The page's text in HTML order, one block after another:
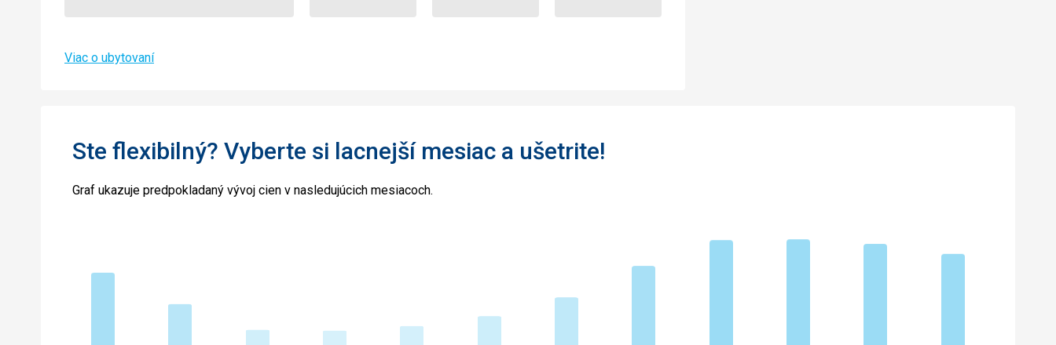
Viac o ubytovaní
Ste flexibilný? Vyberte si lacnejší mesiac a ušetrite!
Graf ukazuje predpokladaný vývoj cien v nasledujúcich mesiacoch.